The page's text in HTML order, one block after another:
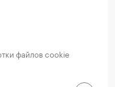
файлов cookie